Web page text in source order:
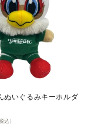
ぬいぐるみキーホルダ
込）